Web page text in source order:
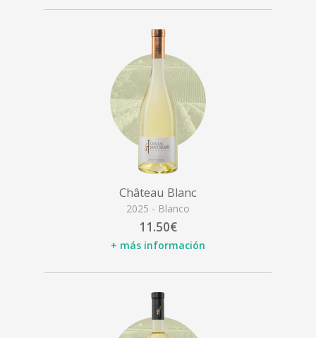
Château Blanc
2025 - Blanco
11.50€
+ más información